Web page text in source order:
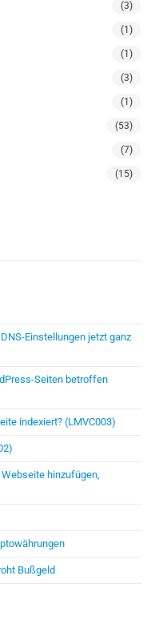
(3)
(1)
(1)
(3)
(1)
(53)
(7)
(15)
Einstellungen jetzt ganz
Seiten betroffen
indexiert? (LMVC003)
hinzufügen,
Bußgeld